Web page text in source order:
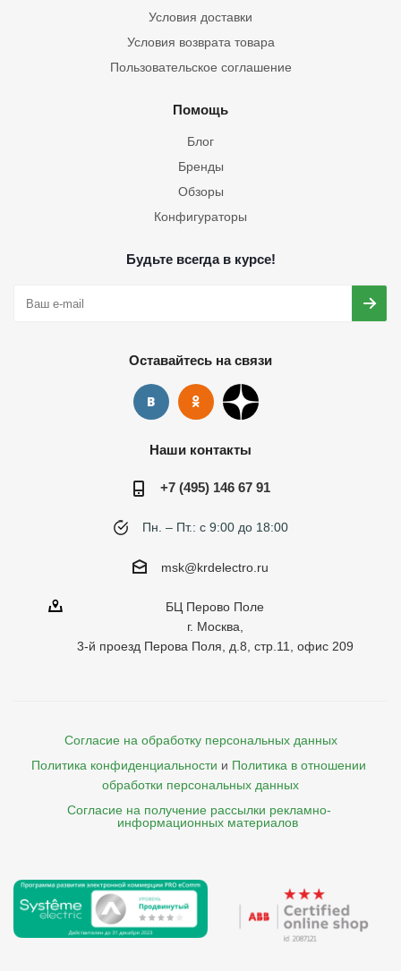
Условия доставки
Условия возврата товара
Пользовательское соглашение
Помощь
Блог
Бренды
Обзоры
Конфигураторы
Будьте всегда в курсе!
Оставайтесь на связи
Наши контакты
+7 (495) 146 67 91
Пн. – Пт.: с 9:00 до 18:00
msk@krdelectro.ru
БЦ Перово Поле
г. Москва,
3-й проезд Перова Поля, д.8, стр.11, офис 209
Согласие на обработку персональных данных
Политика конфиденциальности и Политика в отношении
обработки персональных данных
Согласие на получение рассылки рекламно-
    информационных материалов